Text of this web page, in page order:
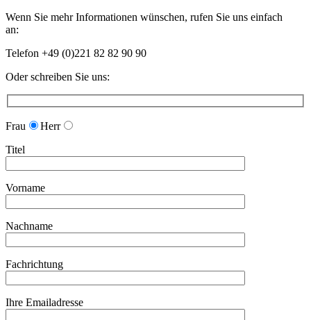
Wenn Sie mehr Informationen wünschen, rufen Sie uns einfach
an:
Telefon +49 (0)221 82 82 90 90
Oder schreiben Sie uns:
Frau
Herr
Titel
Vorname
Nachname
Fachrichtung
Ihre Emailadresse